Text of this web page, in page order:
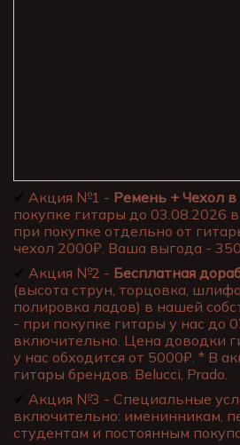
✔ Акция №1 - Ремень + Чехол
покупке гитары до 03.08.2026
при покупке отдельно от
чехол 2000₽. Ваша выгода -
✔ Акция №2 - Бесплатная
(высота струн, торцовка,
полировка ладов) в нашей
- при покупке гитары у нас до
включительно. Цена доводки
у нас обходится от 5000₽. * В
гитары брендов: Belucci, Prado.
✔ Акция №3 - Специальные
включительно: именинникам,
студентам и постоянным